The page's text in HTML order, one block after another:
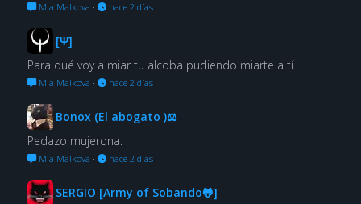
Mia Malkova · hace 2 días
[Ψ]
Para qué voy a miar tu alcoba pudiendo miarte a tí.
Mia Malkova · hace 2 días
Bonox (El abogato )⚖
Pedazo mujerona.
Mia Malkova · hace 2 días
SERGIO [Army of Sobando🐸]